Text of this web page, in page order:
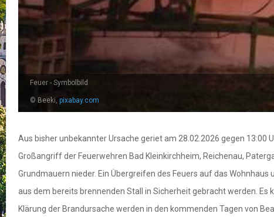
Feuer - Symbolbild
© Beeki, pixabay.com
Aus bisher unbekannter Ursache geriet am 28.02.2026 gegen 13:00
Großangriff der Feuerwehren Bad Kleinkirchheim, Reichenau,
Grundmauern nieder. Ein Übergreifen des Feuers auf das
aus dem bereits brennenden Stall in Sicherheit gebracht werden.
Klärung der Brandursache werden in den kommenden Tagen von